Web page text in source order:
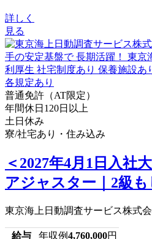
詳しく
見る
普通免許（AT限定）
年間休日120日以上
土日休み
寮/社宅あり・住み込み
＜2027年4月1日入社
アジャスター｜2級
東京海上日動調査サービス株式
給与 年収例4,760,000円